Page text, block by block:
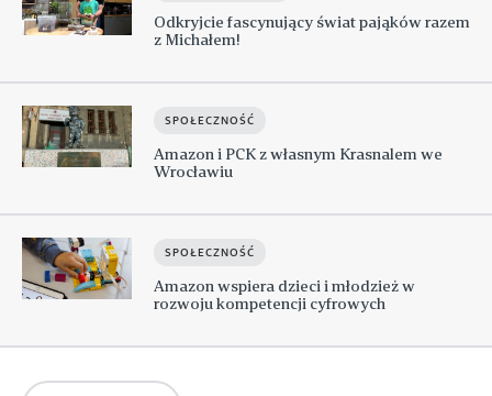
Odkryjcie fascynujący świat pająków razem
z Michałem!
SPOŁECZNOŚĆ
Amazon i PCK z własnym Krasnalem we
Wrocławiu
SPOŁECZNOŚĆ
Amazon wspiera dzieci i młodzież w
rozwoju kompetencji cyfrowych